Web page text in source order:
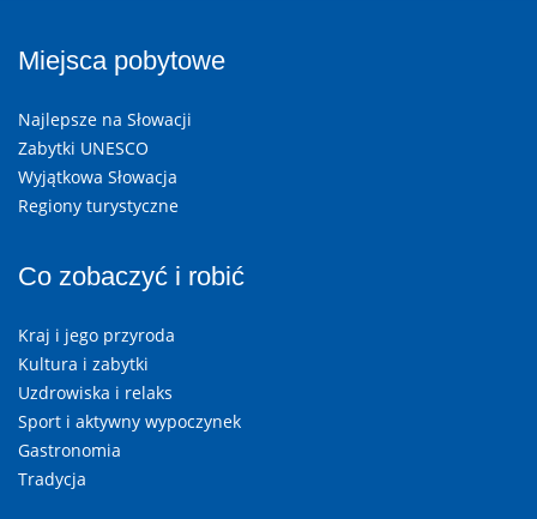
Miejsca pobytowe
Najlepsze na Słowacji
Zabytki UNESCO
Wyjątkowa Słowacja
Regiony turystyczne
Co zobaczyć i robić
Kraj i jego przyroda
Kultura i zabytki
Uzdrowiska i relaks
Sport i aktywny wypoczynek
Gastronomia
Tradycja